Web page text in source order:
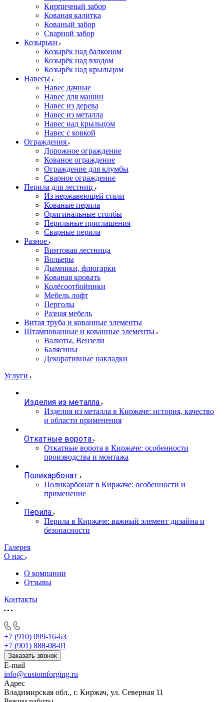
Кирпичный забор
Кованая калитка
Кованый забор
Сварной забор
Козырьки
Козырёк над балконом
Козырёк над входом
Козырёк над крыльцом
Навесы
Навес дачные
Навес для машин
Навес из дерева
Навес из металла
Навес над крыльцом
Навес с ковкой
Ограждения
Дорожное ограждение
Кованое ограждение
Ограждение для клумбы
Сварное ограждение
Перила для лестниц
Из нержавеющей стали
Кованые перила
Оригинальные столбы
Перильные приглашения
Сварные перила
Разное
Винтовая лестница
Вольеры
Дымники, флюгарки
Кованая кровать
Колёсоотбойники
Мебель лофт
Перголы
Разная мебель
Витая труба и кованные элементы
Штампованные и кованные элементы
Валюты, Вензели
Балясины
Декоративные накладки
Услуги
Изделия из металла
Изделия из металла в Киржаче: история, качество
и области применения
Откатные ворота
Откатные ворота в Киржаче: особенности
производства и монтажа
Поликарбонат
Поликарбонат в Киржаче: особенности и
применение
Перила
Перила в Киржаче: важный элемент дизайна и
безопасности
Галерея
О нас
О компании
Отзывы
Контакты
+7 (910) 099-16-63
+7 (901) 888-08-01
Заказать звонок
E-mail
info@customforging.ru
Адрес
Владимирская обл., г. Киржач, ул. Северная 11